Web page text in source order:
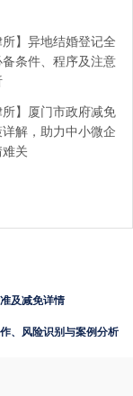
所】异地结婚登记全
条件、程序及注意
所】厦门市政府减免
详解，助力中小微企
关
及减免详情
、风险识别与案例分析